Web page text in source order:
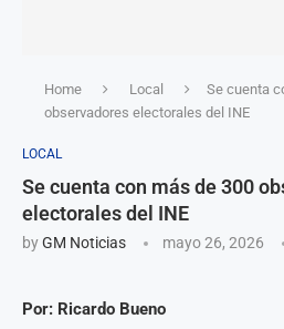
Home Local
Se cuenta
observadores electorales del INE
LOCAL
Se cuenta con más de 300
electorales del INE
byGM Noticias mayo 26, 2026
Por: Ricardo Bueno